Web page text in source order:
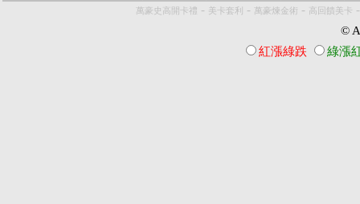
萬豪史高開卡禮 - 美卡套利 - 萬豪煉金術 - 高回饋美卡
©
紅漲綠跌
綠漲